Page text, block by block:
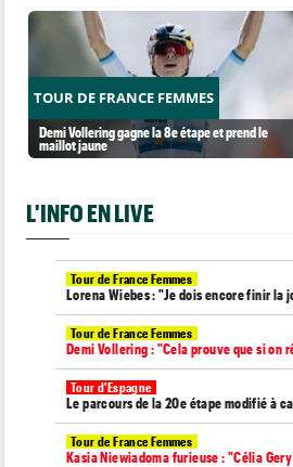
TOUR DE FRANCE FEMMES
Demi Vollering gagne la 8e étape et prend le
maillot jaune
L'INFO EN LIVE
Tour de France Femmes
Lorena Wiebes : "Je dois encore finir la
Tour de France Femmes
Demi Vollering : "Cela prouve que si on
Tour d'Espagne
Le parcours de la 20e étape modifié à
Tour de France Femmes
Kasia Niewiadoma furieuse : "Célia